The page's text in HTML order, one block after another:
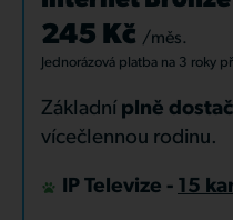
245 Kč /měs.
Jednorázová platba na 3 roky
Základní plně
vícečlennou rodinu.
IP Televize - 15